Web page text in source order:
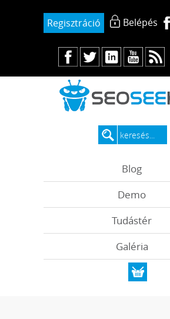
Regisztráció Belépés
Blog
Demo
Tudástér
Galéria